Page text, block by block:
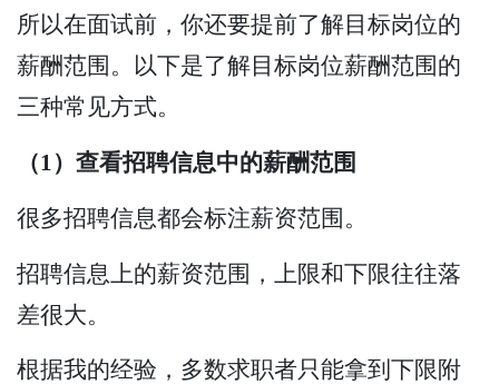
所以在面试前，你还要提前了解目标岗位的
薪酬范围。以下是了解目标岗位薪酬范围的
三种常见方式。
（1）查看招聘信息中的薪酬范围
很多招聘信息都会标注薪资范围。
招聘信息上的薪资范围，上限和下限往往落
差很大。
根据我的经验，多数求职者只能拿到下限附